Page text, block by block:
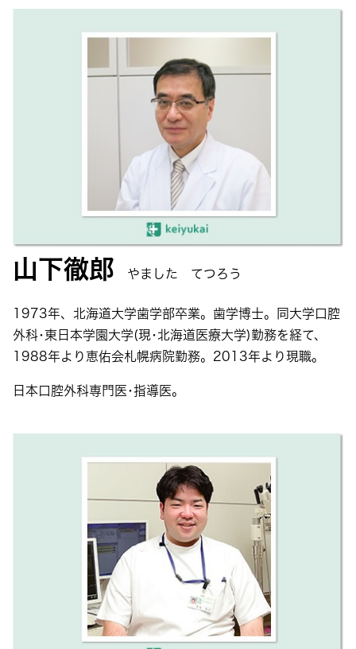
山下徹郎 やました てつろう
1973年、北海道大学歯学部卒業。歯学博士。同大学口腔
外科･東日本学園大学(現･北海道医療大学)勤務を経て、
1988年より恵佑会札幌病院勤務。 2013年より現職。
日本口腔外科専門医･指導医。